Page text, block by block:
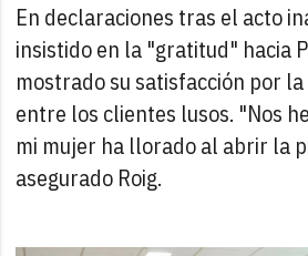
En declaraciones tras el acto
insistido en la "gratitud" hacia
mostrado su satisfacción por
entre los clientes lusos. "Nos
mi mujer ha llorado al abrir la
asegurado Roig.